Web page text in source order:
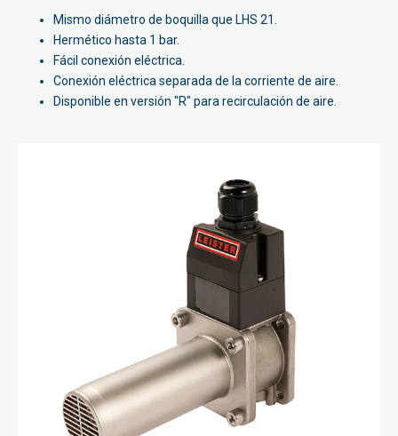
Mismo diámetro de boquilla que LHS 21.
Hermético hasta 1 bar.
Fácil conexión eléctrica.
Conexión eléctrica separada de la corriente de aire.
Disponible en versión "R" para recirculación de aire.